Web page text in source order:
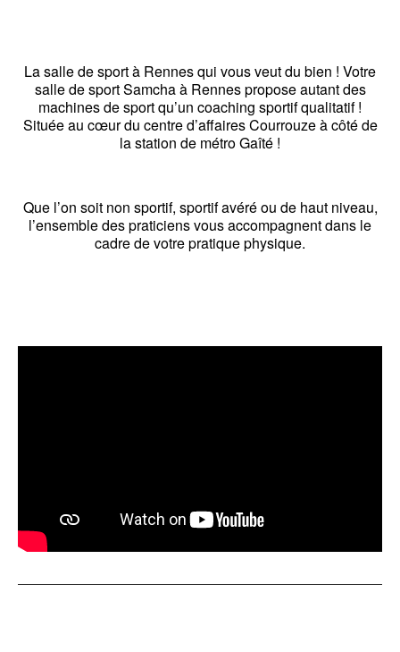
La salle de sport à Rennes qui vous veut du bien ! Votre
salle de sport Samcha à Rennes propose autant des
machines de sport qu’un coaching sportif qualitatif !
Située au cœur du centre d’affaires Courrouze à côté de
la station de métro Gaîté !
Que l’on soit non sportif, sportif avéré ou de haut niveau,
l’ensemble des praticiens vous accompagnent dans le
cadre de votre pratique physique.